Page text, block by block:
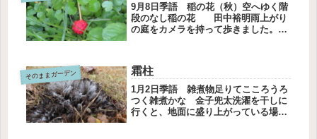
9月8日季語 稲の花（秋）空へゆく階
段のなし稲の花 田中裕明雨上がり
の庭をカメラを持って歩きました。ヤ
花も咲きだしました。まだ暑い日もあ
りますが、自然界は秋です。ツユク
サ...
そのままガーデン 霜柱
1月2日季語 雑煮物足りてこころうろ
つく雑煮かな 金子兜太洗濯を干しに
行くと、地面に盛り上がっている場所